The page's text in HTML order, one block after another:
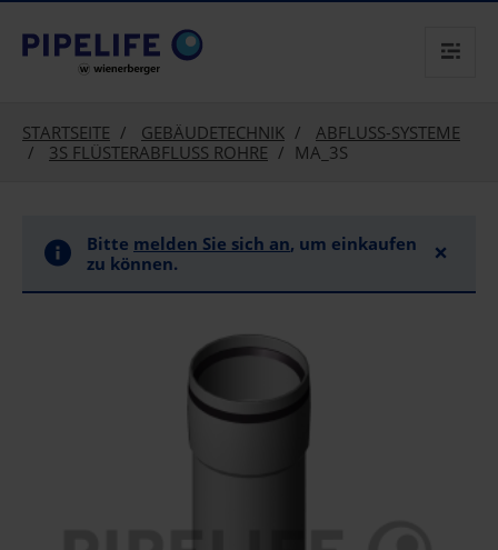
text.skipToContent
text.skipToNavigation
STARTSEITE GEBÄUDETECHNIK
ABFLUSS-SYSTEME
3S FLÜSTERABFLUSS ROHRE
MA_3S
Bitte melden Sie sich an, um einkaufen
zu können.
×